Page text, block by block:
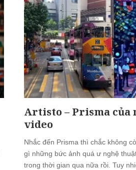
Artisto – Prisma của
video
Nhắc đến Prisma thì chắc không
gì những bức ảnh quá ư nghệ
trong thời gian qua nữa rồi. Tuy